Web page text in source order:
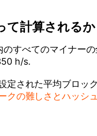
て計算されるか
すべてのマイナー
h/s.
された平均ブロッ
クの難しさとハッシ